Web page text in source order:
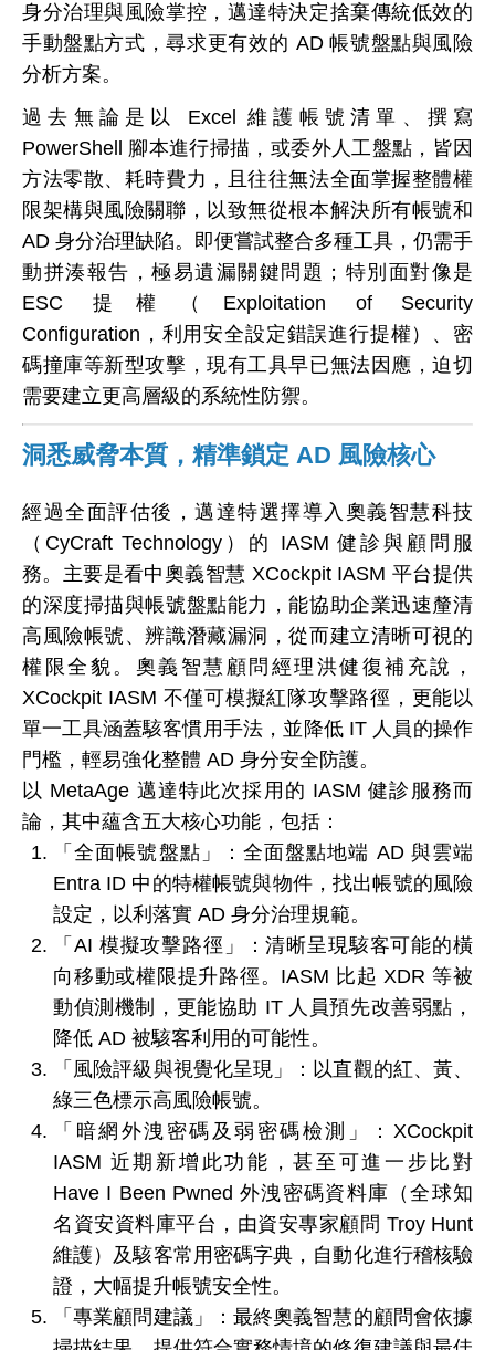
身分治理與風險掌控，邁達特決定捨棄傳統低效的
手動盤點方式，尋求更有效的 AD 帳號盤點與風險
分析方案。
過去無論是以 Excel 維護帳號清單、撰寫
PowerShell 腳本進行掃描，或委外人工盤點，皆因
方法零散、耗時費力，且往往無法全面掌握整體權
限架構與風險關聯，以致無從根本解決所有帳號和
AD 身分治理缺陷。即便嘗試整合多種工具，仍需手
動拼湊報告，極易遺漏關鍵問題；特別面對像是
ESC 提權（Exploitation of Security
Configuration，利用安全設定錯誤進行提權）、密
碼撞庫等新型攻擊，現有工具早已無法因應，迫切
需要建立更高層級的系統性防禦。
洞悉威脅本質，精準鎖定 AD 風險核心
經過全面評估後，邁達特選擇導入奧義智慧科技
（CyCraft Technology）的 IASM 健診與顧問服
務。主要是看中奧義智慧 XCockpit IASM 平台提供
的深度掃描與帳號盤點能力，能協助企業迅速釐清
高風險帳號、辨識潛藏漏洞，從而建立清晰可視的
權限全貌。奧義智慧顧問經理洪健復補充說，
XCockpit IASM 不僅可模擬紅隊攻擊路徑，更能以
單一工具涵蓋駭客慣用手法，並降低 IT 人員的操作
門檻，輕易強化整體 AD 身分安全防護。
以 MetaAge 邁達特此次採用的 IASM 健診服務而
論，其中蘊含五大核心功能，包括：
「全面帳號盤點」：全面盤點地端 AD 與雲端
Entra ID 中的特權帳號與物件，找出帳號的風險
設定，以利落實 AD 身分治理規範。
「AI 模擬攻擊路徑」：清晰呈現駭客可能的橫
向移動或權限提升路徑。IASM 比起 XDR 等被
動偵測機制，更能協助 IT 人員預先改善弱點，
降低 AD 被駭客利用的可能性。
「風險評級與視覺化呈現」：以直觀的紅、黃、
綠三色標示高風險帳號。
「暗網外洩密碼及弱密碼檢測」：XCockpit
IASM 近期新增此功能，甚至可進一步比對
Have I Been Pwned 外洩密碼資料庫（全球知
名資安資料庫平台，由資安專家顧問 Troy Hunt
維護）及駭客常用密碼字典，自動化進行稽核驗
證，大幅提升帳號安全性。
「專業顧問建議」：最終奧義智慧的顧問會依據